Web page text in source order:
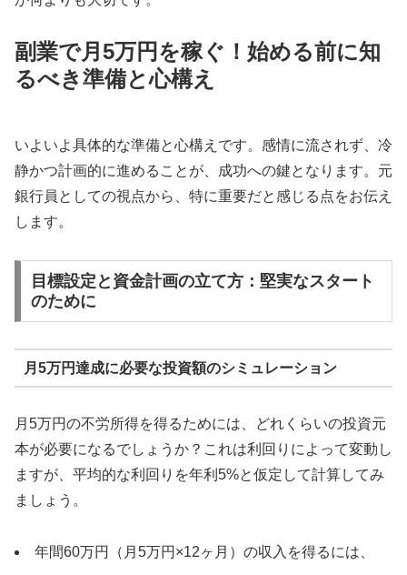
副業で月5万円を稼ぐ！始める前に知
るべき準備と心構え
いよいよ具体的な準備と心構えです。感情に流されず、冷
静かつ計画的に進めることが、成功への鍵となります。元
銀行員としての視点から、特に重要だと感じる点をお伝え
します。
目標設定と資金計画の立て方：堅実なスタート
のために
月5万円達成に必要な投資額のシミュレーション
月5万円の不労所得を得るためには、どれくらいの投資元
本が必要になるでしょうか？これは利回りによって変動し
ますが、平均的な利回りを年利5%と仮定して計算してみ
ましょう。
年間60万円（月5万円×12ヶ月）の収入を得るには、